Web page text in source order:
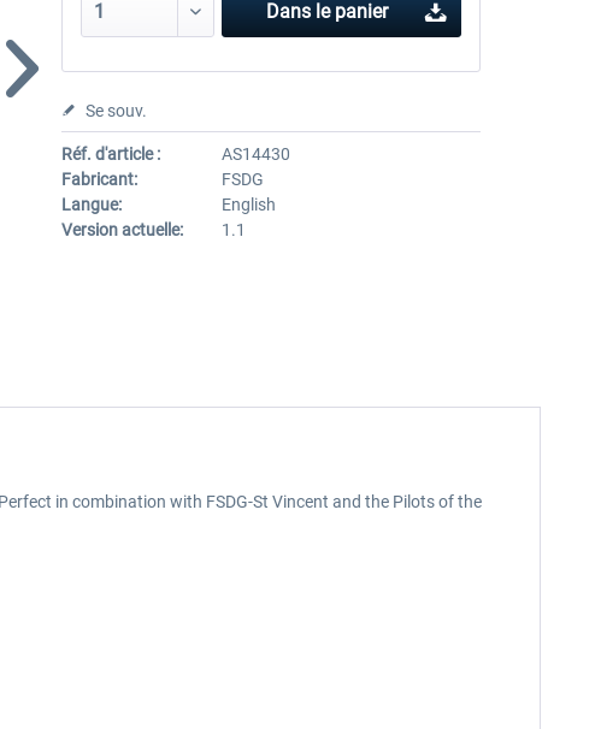
Dans le panier
Se souv.
Réf. d'article :
AS14430
Fabricant:
FSDG
Langue:
English
Version actuelle:
1.1
in combination with FSDG-St Vincent and the Pilots of the